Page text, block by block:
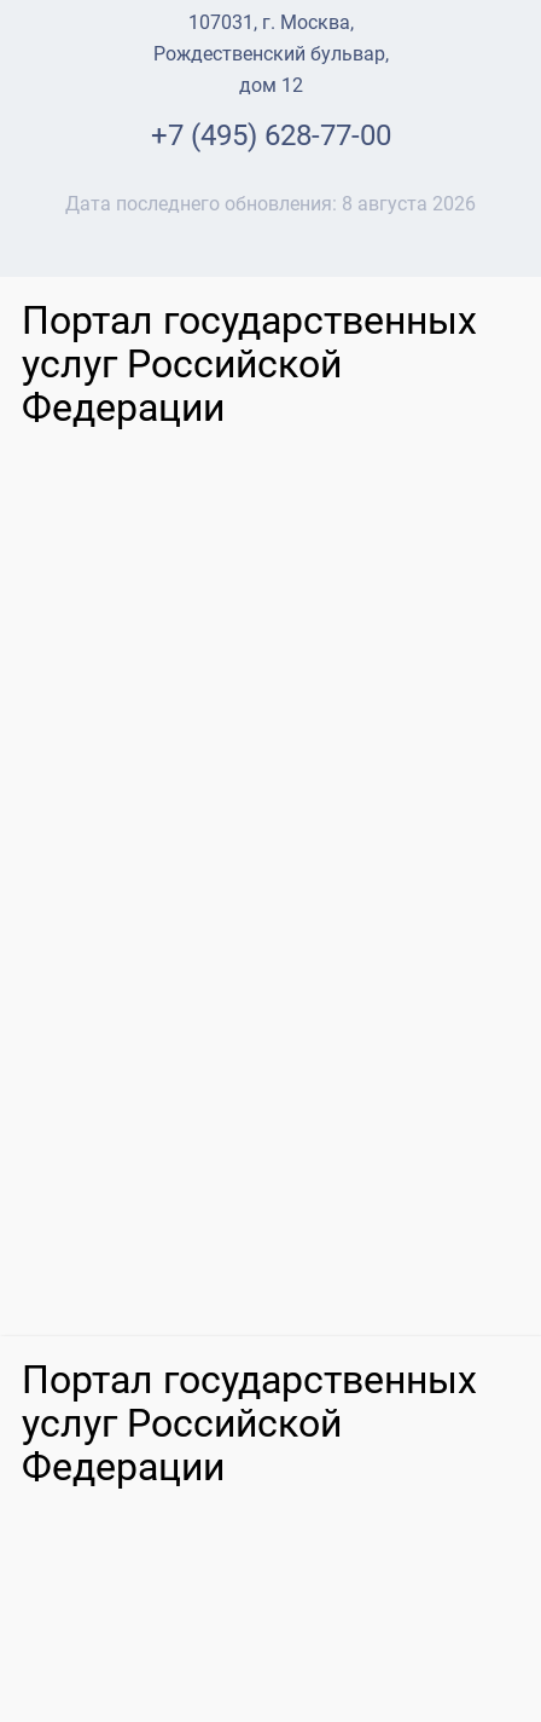
107031, г. Москва,
Рождественский бульвар,
дом 12
+7 (495) 628-77-00
Дата последнего обновления: 8 августа 2026
Портал государственных
услуг Российской
Федерации
Портал государственных
услуг Российской
Федерации